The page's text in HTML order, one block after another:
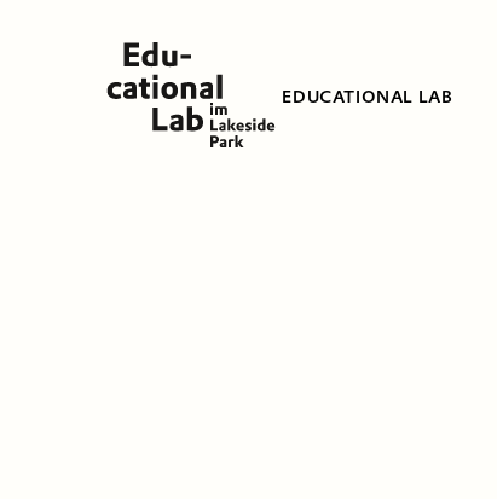
EDUCATIONAL LAB